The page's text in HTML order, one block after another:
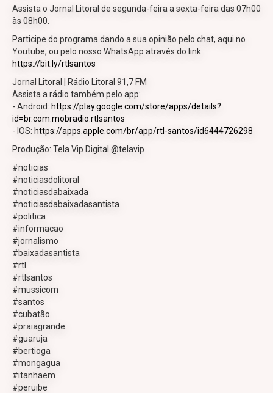
Assista o Jornal Litoral de segunda-feira a sexta-feira das 07h00
às 08h00.
Participe do programa dando a sua opinião pelo chat, aqui no
Youtube, ou pelo nosso WhatsApp através do link
https://bit.ly/rtlsantos
Jornal Litoral | Rádio Litoral 91,7 FM
Assista a rádio também pelo app:
- Android: https://play.google.com/store/apps/details?
id=br.com.mobradio.rtlsantos
- IOS: https://apps.apple.com/br/app/rtl-santos/id6444726298
Produção: Tela Vip Digital @telavip
#noticias
#noticiasdolitoral
#noticiasdabaixada
#noticiasdabaixadasantista
#politica
#informacao
#jornalismo
#baixadasantista
#rtl
#rtlsantos
#mussicom
#santos
#cubatão
#praiagrande
#guaruja
#bertioga
#mongagua
#itanhaem
#peruibe